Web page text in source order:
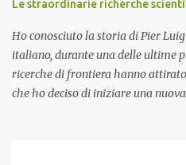
domande più affascinanti che ci
apparizioni della Specie Umana
affascinanti teo...
Le straordinarie richerche
Ho conosciuto la storia di Pier
italiano, durante una delle ultime
ricerche di frontiera hanno
che ho deciso di iniziare una